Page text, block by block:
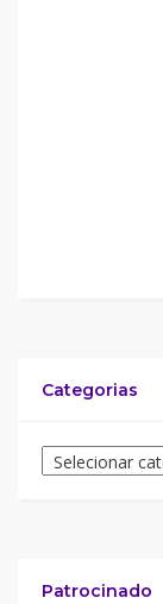
Categorias
Patrocinado